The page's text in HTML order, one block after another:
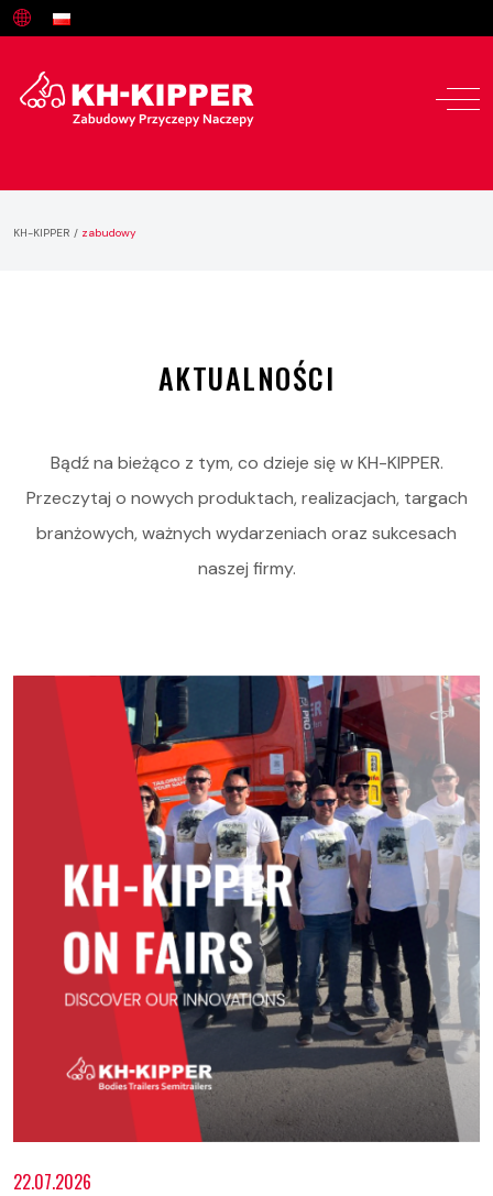
Oferta
KH-KIPPER / zabudowy
AKTUALNOŚCI
Bądź na bieżąco z tym, co dzieje się w KH-KIPPER.
Przeczytaj o nowych produktach, realizacjach, targach
branżowych, ważnych wydarzeniach oraz sukcesach
naszej firmy.
22.07.2026